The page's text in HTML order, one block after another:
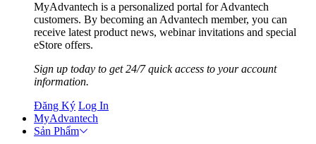
MyAdvantech is a personalized portal for Advantech
customers. By becoming an Advantech member, you can
receive latest product news, webinar invitations and special
eStore offers.
Sign up today to get 24/7 quick access to your account
information.
Đăng Ký Log In
MyAdvantech
Sản Phẩm